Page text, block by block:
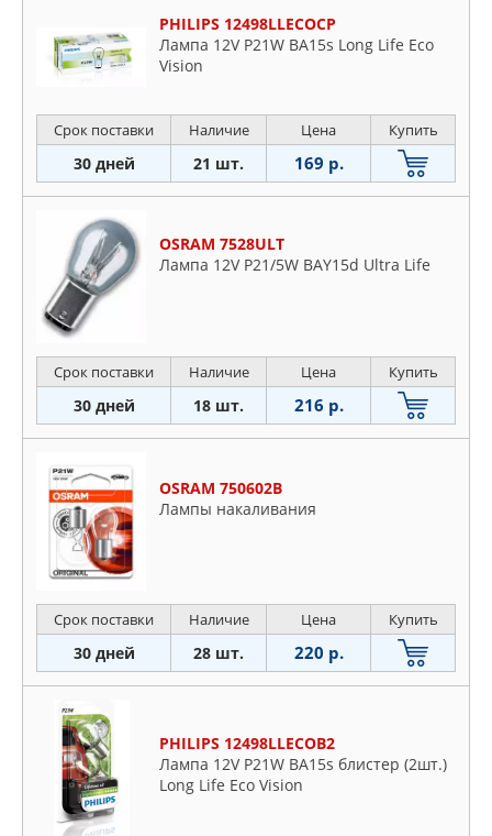
PHILIPS 12498LLECOCP
Лампа 12V P21W BA15s Long Life Eco
Vision
Срок поставки Наличие Цена Купить
30 дней 21 шт. 169 р.
OSRAM 7528ULT
Лампа 12V P21/5W BAY15d Ultra Life
Срок поставки Наличие Цена Купить
30 дней 18 шт. 216 р.
OSRAM 750602B
Лампы накаливания
Срок поставки Наличие Цена Купить
30 дней 28 шт. 220 р.
PHILIPS 12498LLECOB2
Лампа 12V P21W BA15s блистер (2шт.)
Long Life Eco Vision